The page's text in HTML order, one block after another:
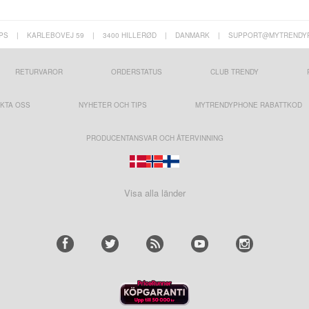
| KARLEBOVEJ 59 | 3400 HILLERØD | DANMARK |
RETURVAROR ORDERSTATUS CLUB TRENDY
OSS NYHETER OCH TIPS MYTRENDYPHONE RABATTKOD
PRODUCENTANSVAR OCH ÅTERVINNING
Visa alla länder